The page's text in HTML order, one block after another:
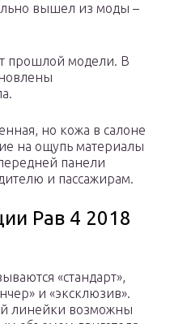
вышел из моды –
прошлой модели. В
но кожа в салоне
на ощупь материалы
панели
и пассажирам.
Рав 4 2018
«стандарт»,
и «эксклюзив».
линейки возможны